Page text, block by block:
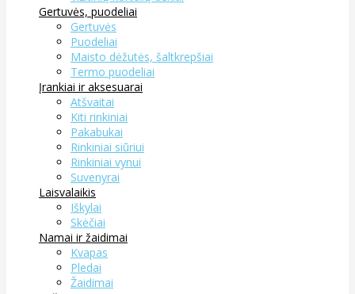
Gertuvės, puodeliai
Gertuvės
Puodeliai
Maisto dėžutės, šaltkrepšiai
Termo puodeliai
Įrankiai ir aksesuarai
Atšvaitai
Kiti rinkiniai
Pakabukai
Rinkiniai siūriui
Rinkiniai vynui
Suvenyrai
Laisvalaikis
Iškylai
Skėčiai
Namai ir žaidimai
Kvapas
Pledai
Žaidimai